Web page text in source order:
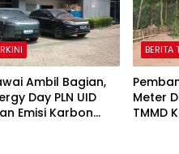
Ambil Bagian,
Day PLN UID
Emisi Karbon
BERITA
Meter
TMMD